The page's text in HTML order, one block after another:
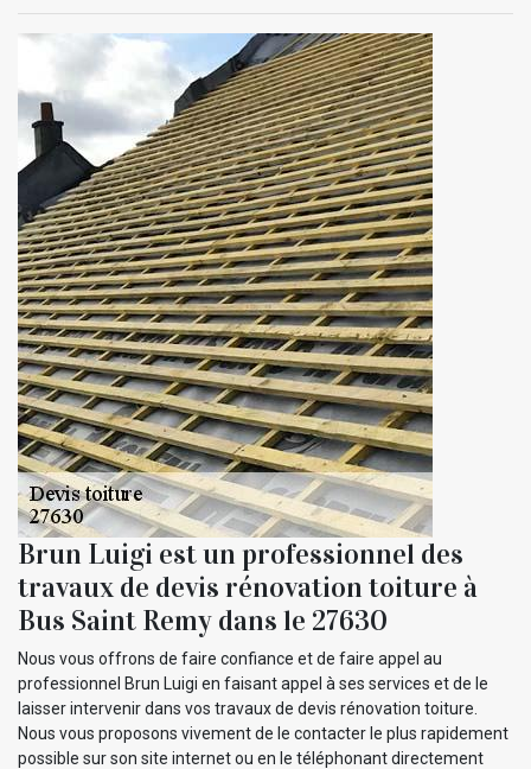
Brun Luigi est un professionnel des
travaux de devis rénovation toiture à
Bus Saint Remy dans le 27630
Nous vous offrons de faire confiance et de faire appel au
professionnel Brun Luigi en faisant appel à ses services et de le
laisser intervenir dans vos travaux de devis rénovation toiture.
Nous vous proposons vivement de le contacter le plus rapidement
possible sur son site internet ou en le téléphonant directement